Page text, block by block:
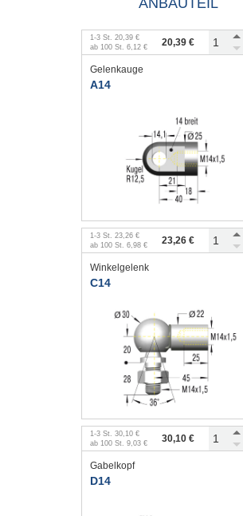
ANBAUTEIL
1-3 St. 20,39 €
ab 100 St. 6,12 € 20,39 €
Gelenkauge
A14
1-3 St. 23,26 €
ab 100 St. 6,98 € 23,26 €
Winkelgelenk
C14
1-3 St. 30,10 €
ab 100 St. 9,03 € 30,10 €
Gabelkopf
D14